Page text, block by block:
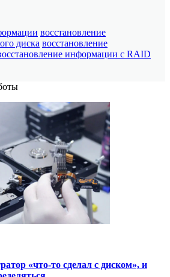
восстановление
диска восстановление
информации с RAID
«что-то сделал с диском», и